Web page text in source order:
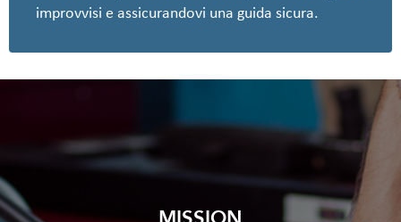
improvvisi e assicurandovi una guida sicura.
MISSION